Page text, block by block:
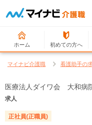
ホーム 初めての方へ
マイナビ介護職 看護助手の
医療法人ダイワ会 大和病
求人
正社員(正職員)